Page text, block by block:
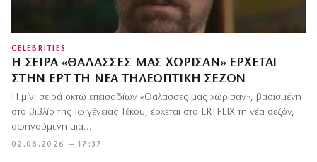
CELEBRITIES
Η ΣΕΙΡΆ «ΘΆΛΑΣΣΕΣ ΜΑΣ ΧΏΡΙΣΑΝ» ΈΡΧΕΤΑΙ
ΣΤΗΝ ΕΡΤ ΤΗ ΝΈΑ ΤΗΛΕΟΠΤΙΚΉ ΣΕΖΌΝ
02.08.2026 — 17:37
Η μίνι σειρά οκτώ επεισοδίων «Θάλασσες μας χώρισαν», βασισμένη
στο βιβλίο της Ιφιγένειας Τέκου, έρχεται στο ERTFLIX τη νέα σεζόν,
αφηγούμενη μια…